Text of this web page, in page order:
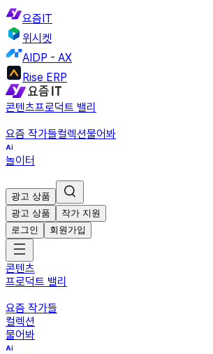
요즘IT
위시켓
AIDP - AX
Rise ERP
콘텐츠프로덕트 밸리
요즘 작가들컬렉션물어봐
놀이터
광고 상품
광고 상품
작가 지원
로그인
회원가입
콘텐츠
프로덕트 밸리
요즘 작가들
컬렉션
물어봐